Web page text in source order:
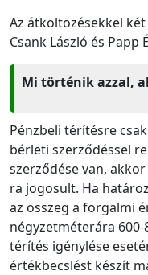
Az átköltözésekkel
Csank László és Papp
Mi történik azzal,
Pénzbeli térítésre
bérleti szerződéssel
szerződése van,
ra jogosult. Ha
az összeg a forgalmi
négyzetméterára
térítés igénylése
értékbecslést készít